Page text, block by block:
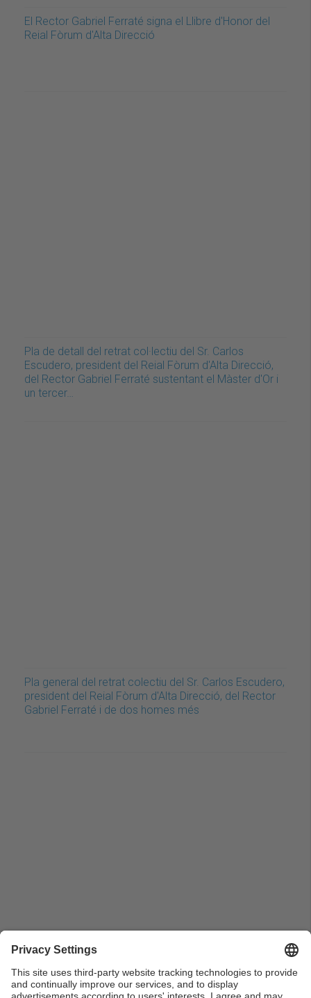
El Rector Gabriel Ferraté signa el Llibre d'Honor del
Reial Fòrum d'Alta Direcció
Pla de detall del retrat col·lectiu del Sr. Carlos
Escudero, president del Reial Fòrum d'Alta Direcció,
del Rector Gabriel Ferraté sustentant el Màster d'Or i
un tercer…
Pla general del retrat colectiu del Sr. Carlos Escudero,
president del Reial Fòrum d'Alta Direcció, del Rector
Gabriel Ferraté i de dos homes més